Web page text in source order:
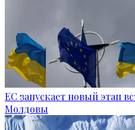
ЕС запускает новый этап
Молдовы